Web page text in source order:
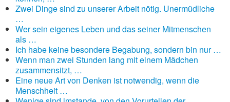
Zwei Dinge sind zu unserer Arbeit nötig. Unermüdliche
…
Wer sein eigenes Leben und das seiner Mitmenschen
als …
Ich habe keine besondere Begabung, sondern bin nur …
Wenn man zwei Stunden lang mit einem Mädchen
zusammensitzt, …
Eine neue Art von Denken ist notwendig, wenn die
Menschheit …